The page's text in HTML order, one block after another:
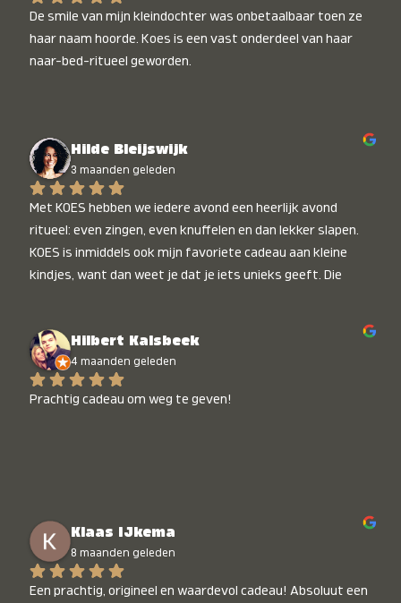
De smile van mijn kleindochter was onbetaalbaar toen ze
haar naam hoorde. Koes is een vast onderdeel van haar
naar-bed-ritueel geworden.
Hilde Bleijswijk
3 maanden geleden
Met KOES hebben we iedere avond een heerlijk avond
ritueel: even zingen, even knuffelen en dan lekker slapen.
KOES is inmiddels ook mijn favoriete cadeau aan kleine
kindjes, want dan weet je dat je iets unieks geeft. Die
Hilbert Kalsbeek
4 maanden geleden
Prachtig cadeau om weg te geven!
Klaas IJkema
8 maanden geleden
Een prachtig, origineel en waardevol cadeau! Absoluut een